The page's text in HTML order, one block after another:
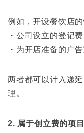
例如，开设餐饮店
・公司设立的登记
・为开店准备的广
两者都可以计入递
理。
2. 属于创立费的项目